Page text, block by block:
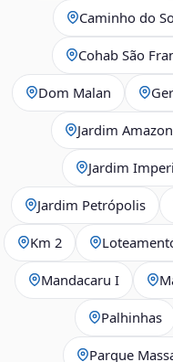
Caminho do
Cohab São
Dom Malan
Jardim
Jardim
Jardim Petrópolis
Km 2
Mandacaru I
Palhinhas
Parque